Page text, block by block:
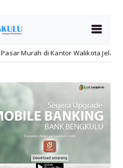
Jelang HUT ke-81 RI